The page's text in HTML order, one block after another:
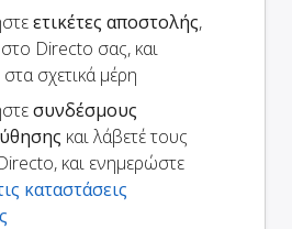
ετικέτες αποστολής,
στο Directo σας, και
στα σχετικά μέρη
συνδέσμους
και λάβετέ τους
και ενημερώστε
καταστάσεις